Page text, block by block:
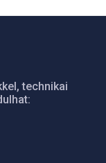
technikai